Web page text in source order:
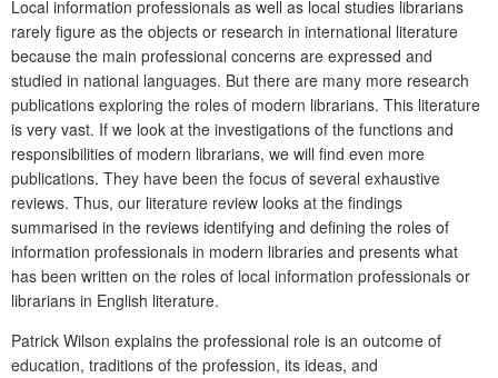
Local information professionals as well as local studies librarians
rarely figure as the objects or research in international literature
because the main professional concerns are expressed and
studied in national languages. But there are many more research
publications exploring the roles of modern librarians. This literature
is very vast. If we look at the investigations of the functions and
responsibilities of modern librarians, we will find even more
publications. They have been the focus of several exhaustive
reviews. Thus, our literature review looks at the findings
summarised in the reviews identifying and defining the roles of
information professionals in modern libraries and presents what
has been written on the roles of local information professionals or
librarians in English literature.
Patrick Wilson explains the professional role is an outcome of
education, traditions of the profession, its ideas, and